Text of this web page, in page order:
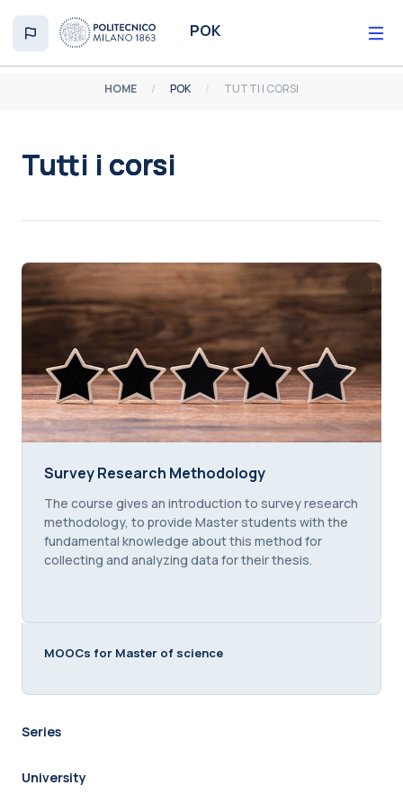
POK
HOME POK TUTTI I CORSI
Tutti i corsi
Survey Research Methodology
Survey Research Methodology
Course summary text:
The course gives an introduction to survey research
methodology, to provide Master students with the
fundamental knowledge about this method for
collecting and analyzing data for their thesis.
MOOCs for Master of science
Series
University